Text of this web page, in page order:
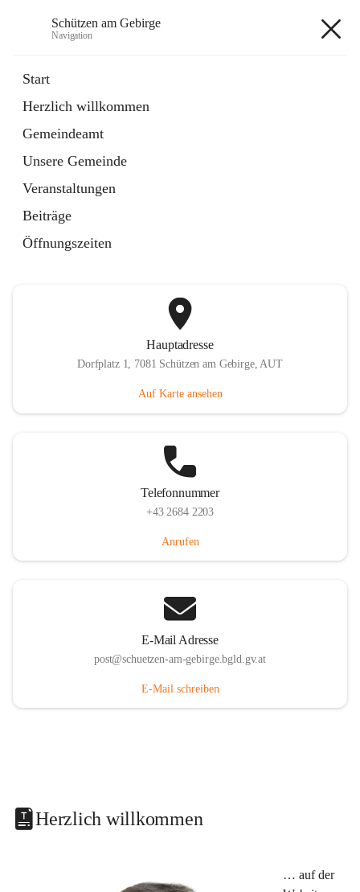
Schützen am Gebirge
Navigation
Start
Herzlich willkommen
Gemeindeamt
Unsere Gemeinde
Veranstaltungen
Beiträge
Öffnungszeiten
1 Schnellzugriff
Vereine
Artikel
öffnet
in
neuem
Tab
Hauptadresse
Dorfplatz 1, 7081 Schützen am Gebirge, AUT
Auf Karte ansehen
Telefonnummer
+43 2684 2203
Anrufen
E-Mail Adresse
post@schuetzen-am-gebirge.bgld.gv.at
E-Mail schreiben
Herzlich willkommen
… auf der